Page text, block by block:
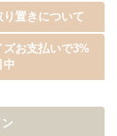
り置きについて
ズお支払いで3%
中